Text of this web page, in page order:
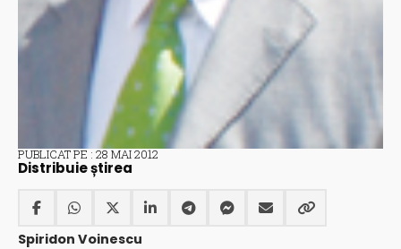
PUBLICAT PE : 28 MAI 2012
Distribuie știrea
Spiridon Voinescu